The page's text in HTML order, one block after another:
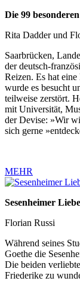
Die 99
Rita Dadder und
Saarbrücken,
der deutsch-
Reizen. Es hat
wurde es besucht
teilweise zerstört.
mit Universität,
der Devise: »Wir
sich gerne
MEHR
Sesenheimer
Florian Russi
Während seines
Goethe die
Die beiden
Friederike zu